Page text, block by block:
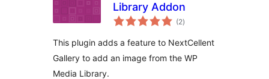
Library Addon
(2total
rating
)
This plugin adds a feature to NextCellent
Gallery to add an image from the WP
Media Library.